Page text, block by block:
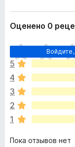
Оценено 0
О
ц
е
н
о
к
п
о
а
5
4
3
2
1
Пока отзывов нет